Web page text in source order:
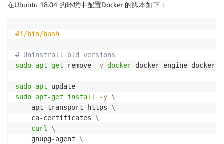
在Ubuntu 18.04 的环境中配置Docker 的脚本如下：
#!/bin/bash
# Uninstrall old versions
sudo apt-get remove -y docker docker-engine
sudo apt
sudo apt-get install -y \
    apt-transport-https
\
    ca-certificates
\
curl
\
    gnupg-agent
\